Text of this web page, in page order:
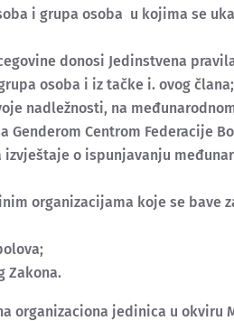
i grupa osoba u kojima se
donosi Jedinstvena
osoba i iz tačke i. ovog člana;
nadležnosti, na
Centrom Federacije
o ispunjavanju
organizacijama koje se bave
Zakona.
organizaciona jedinica u okviru